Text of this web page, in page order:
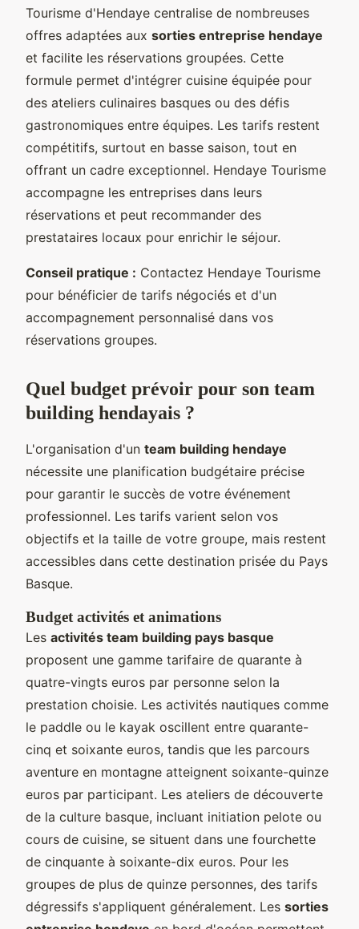
Tourisme d'Hendaye centralise de nombreuses
offres adaptées aux sorties entreprise hendaye
et facilite les réservations groupées. Cette
formule permet d'intégrer cuisine équipée pour
des ateliers culinaires basques ou des défis
gastronomiques entre équipes. Les tarifs restent
compétitifs, surtout en basse saison, tout en
offrant un cadre exceptionnel. Hendaye Tourisme
accompagne les entreprises dans leurs
réservations et peut recommander des
prestataires locaux pour enrichir le séjour.
Conseil pratique : Contactez Hendaye Tourisme
pour bénéficier de tarifs négociés et d'un
accompagnement personnalisé dans vos
réservations groupes.
Quel budget prévoir pour son team
building hendayais ?
L'organisation d'un team building hendaye
nécessite une planification budgétaire précise
pour garantir le succès de votre événement
professionnel. Les tarifs varient selon vos
objectifs et la taille de votre groupe, mais restent
accessibles dans cette destination prisée du Pays
Basque.
Budget activités et animations
Les activités team building pays basque
proposent une gamme tarifaire de quarante à
quatre-vingts euros par personne selon la
prestation choisie. Les activités nautiques comme
le paddle ou le kayak oscillent entre quarante-
cinq et soixante euros, tandis que les parcours
aventure en montagne atteignent soixante-quinze
euros par participant. Les ateliers de découverte
de la culture basque, incluant initiation pelote ou
cours de cuisine, se situent dans une fourchette
de cinquante à soixante-dix euros. Pour les
groupes de plus de quinze personnes, des tarifs
dégressifs s'appliquent généralement. Les sorties